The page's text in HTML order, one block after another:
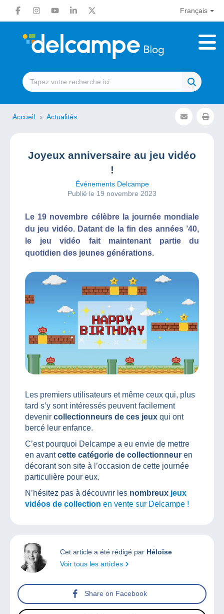
Français
Accueil Actualités
Joyeux anniversaire au jeu vidéo
!
Événements Delcampe
Publié le 19 novembre 2023
Le 19 novembre célèbre la journée mondiale
du jeu vidéo. Datant de la fin des années ’40,
le jeu vidéo fait maintenant partie du
quotidien des jeunes générations.
Les premiers utilisateurs et même ceux qui, plus
tard s’y sont intéressés peuvent facilement
devenir collectionneurs de ces jeux qui ont
bercé leur enfance.
C’est pourquoi Delcampe a eu envie de mettre
en avantcette catégorie de collectionneur en
décorant son site à l’occasion de cette journée
particulière pour eux.
N’hésitez pas à découvrir les nombreux jeux
vidéos de collection en vente sur Delcampe !
Cet article a été rédigé par Héloïse
Voir tous les articles
Share on Facebook